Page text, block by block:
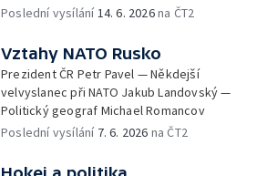
písemnictví
Poslední vysílání14. 6. 2026na ČT2
Vztahy NATO Rusko
Prezident ČR Petr Pavel — Někdejší
velvyslanec při NATO Jakub Landovský —
Politický geograf Michael Romancov
Poslední vysílání 7. 6. 2026 na ČT2